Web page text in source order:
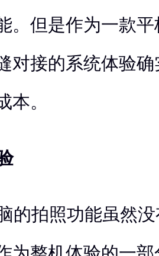
。但是作为一款
对接的系统体验
本。
的拍照功能虽然